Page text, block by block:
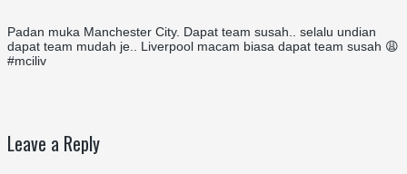
Padan muka Manchester City. Dapat team susah.. selalu undian
dapat team mudah je.. Liverpool macam biasa dapat team susah 😩
#mciliv
Leave a Reply